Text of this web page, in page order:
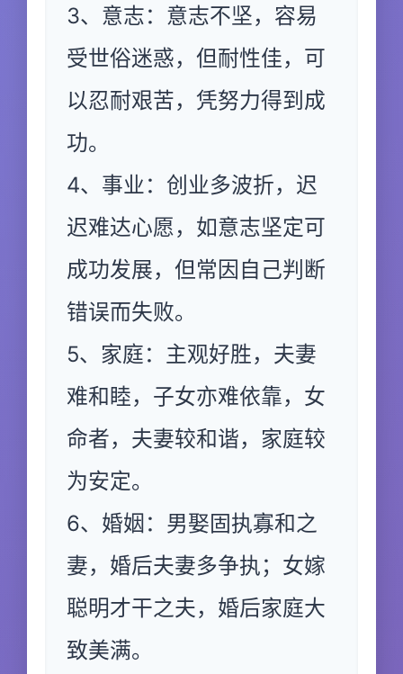
3、意志：意志不坚，容易
受世俗迷惑，但耐性佳，可
以忍耐艰苦，凭努力得到成
功。
4、事业：创业多波折，迟
迟难达心愿，如意志坚定可
成功发展，但常因自己判断
错误而失败。
5、家庭：主观好胜，夫妻
难和睦，子女亦难依靠，女
命者，夫妻较和谐，家庭较
为安定。
6、婚姻：男娶固执寡和之
妻，婚后夫妻多争执；女嫁
聪明才干之夫，婚后家庭大
致美满。